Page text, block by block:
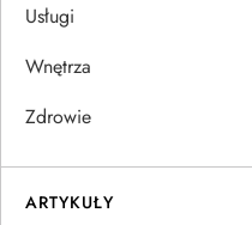
Usługi
Wnętrza
Zdrowie
ARTYKUŁY